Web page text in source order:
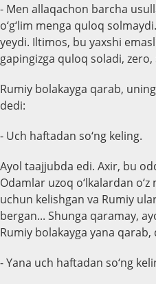
- Men allaqachon barcha
o‘g‘lim menga quloq
yeydi. Iltimos, bu yaxshi
gapingizga quloq soladi,
Rumiy bolakayga qarab,
dedi:
- Uch haftadan so‘ng keling.
Ayol taajjubda edi. Axir, bu
Odamlar uzoq o‘lkalardan
uchun kelishgan va Rumiy
bergan... Shunga qaramay,
Rumiy bolakayga yana qarab,
- Yana uch haftadan so‘ng